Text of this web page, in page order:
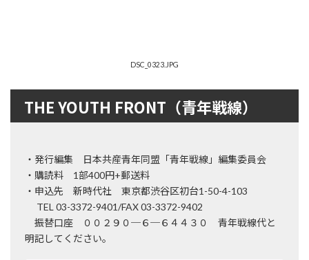
DSC_0323.JPG
THE YOUTH FRONT（青年戦線）
・発行編集 日本共産青年同盟「青年戦線」編集委員会
・購読料 1部400円+郵送料
・申込先 新時代社 東京都渋谷区初台1-50-4-103
TEL 03-3372-9401/FAX 03-3372-9402
振替口座 ００２９０─６─６４４３０ 青年戦線代と
明記してください。